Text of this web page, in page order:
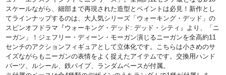
スケールながら、細部まで再現された造型とペイントは必見！新作とし
てラインナップするのは、大人気シリーズ「ウォーキング・デッド」の
スピンオフドラマ『ウォーキング・デッド: デッド・シティ』より、「ニ
ーガン」！ジェフリー・ディーン・モーガン演じるニーガンを全高約11
センチのアクションフィギュアとして立体化です。こちらは小さめのサ
イズながらもニーガンの表情をよく捉えたアイテムです。交換用ハンド
パーツ、ルシール、鉄パイプ、ランダムベースが付属。